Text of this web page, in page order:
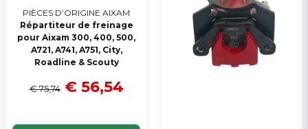
PIÈCES D’ORIGINE AIXAM
Répartiteur de freinage
pour Aixam 300, 400, 500,
A721, A741, A751, City,
Roadline & Scouty
€ 75,74 € 56,54